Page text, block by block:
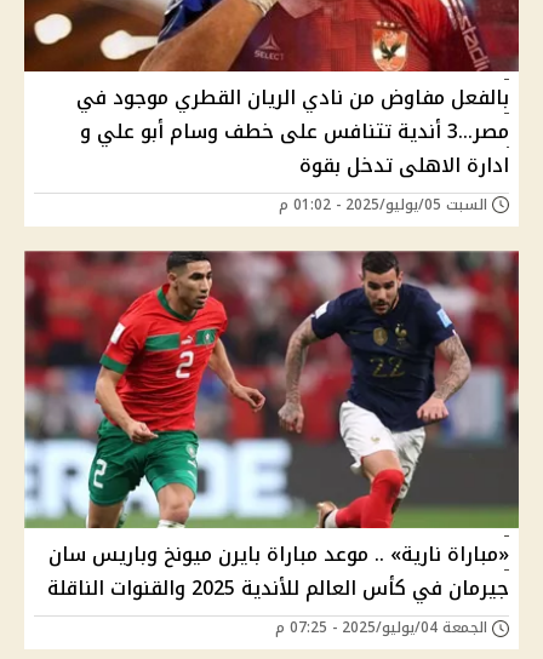
بالفعل مفاوض من نادي الريان القطري موجود في
مصر...3 أندية تتنافس على خطف وسام أبو علي و
ادارة الاهلى تدخل بقوة
السبت 05/يوليو/2025 - 01:02 م
«مباراة نارية» .. موعد مباراة بايرن ميونخ وباريس سان
جيرمان في كأس العالم للأندية 2025 والقنوات الناقلة
الجمعة 04/يوليو/2025 - 07:25 م